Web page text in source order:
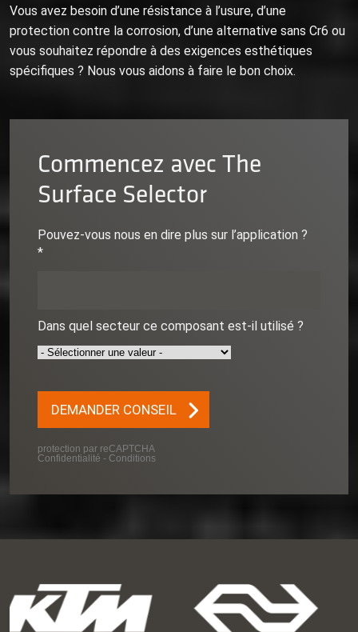
Vous avez besoin d’une résistance à l’usure, d’une
protection contre la corrosion, d’une alternative sans Cr6 ou
vous souhaitez répondre à des exigences esthétiques
spécifiques ? Nous vous aidons à faire le bon choix.
Commencez avec The
Surface Selector